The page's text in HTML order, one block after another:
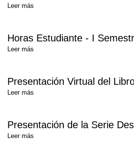
Leer más
Horas Estudiante - I
Leer más
Presentación Virtual del
Leer más
Presentación de la Serie
Leer más